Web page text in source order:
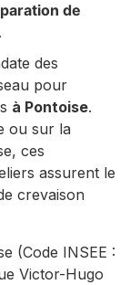
de
des
pour
à Pontoise.
ou sur la
ces
assurent le
crevaison
(Code INSEE :
Victor-Hugo